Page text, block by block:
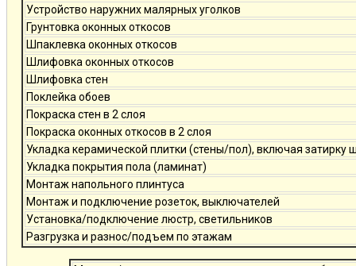
Устройство наружних малярных уголков
Грунтовка оконных откосов
Шпаклевка оконных откосов
Шлифовка оконных откосов
Шлифовка стен
Поклейка обоев
Покраска стен в 2 слоя
Покраска оконных откосов в 2 слоя
Укладка керамической плитки (стены/пол), включая затирку
Укладка покрытия пола (ламинат)
Монтаж напольного плинтуса
Монтаж и подключение розеток, выключателей
Установка/подключение люстр, светильников
Разгрузка и разнос/подъем по этажам